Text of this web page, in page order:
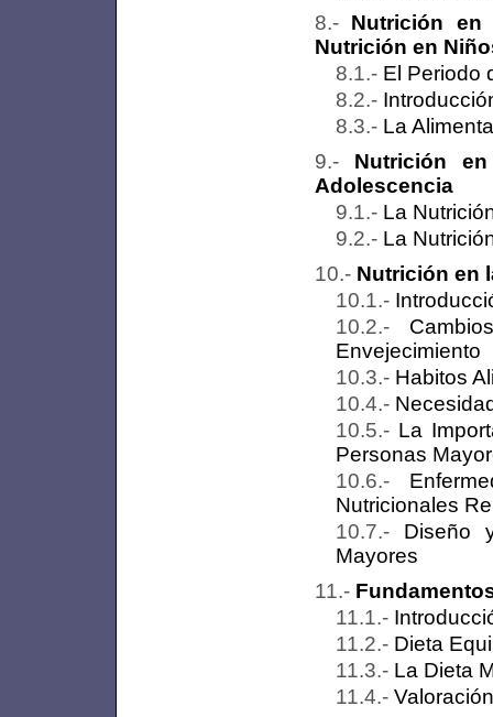
Nutrición
Nutrición en
El Periodo
La
Nutrición
Adolescencia
La
La
Nutrición en
Envejecimiento
Habitos
La
Personas
Nutricionales
Diseño
Mayores
Dieta
La Dieta